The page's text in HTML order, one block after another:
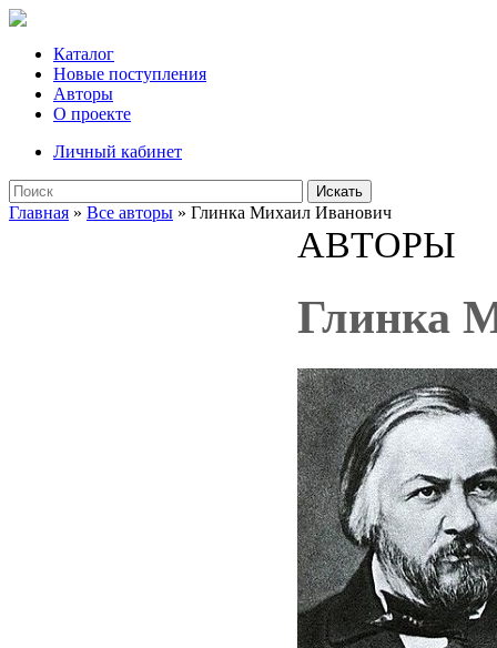
Каталог
Новые поступления
Авторы
О проекте
Личный кабинет
Искать
Главная » Все авторы » Глинка Михаил Иванович
АВТОРЫ
Глинка